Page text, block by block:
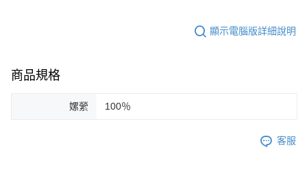
顯示電腦版詳細說明
商品規格
嫘縈 100％
客服